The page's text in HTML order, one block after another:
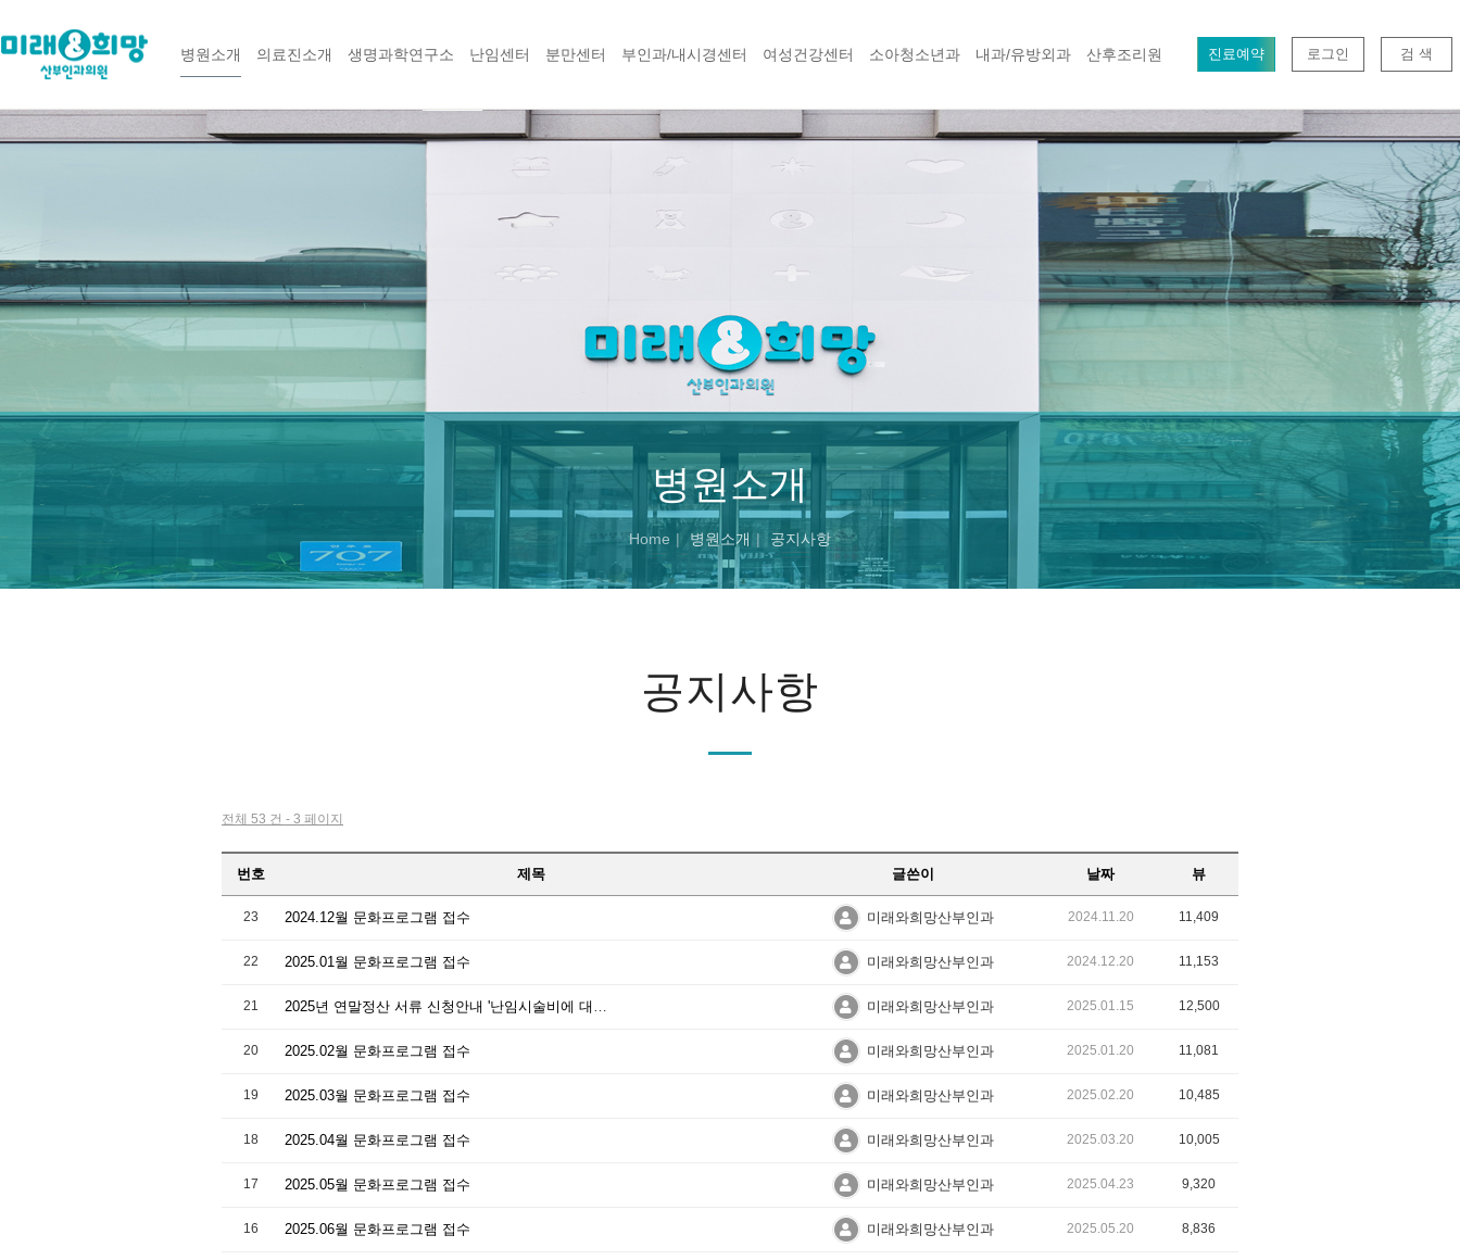
병원소개 의료진소개 생명과학연구소 난임센터 분만센터 부인과/내시경센터 여성건강센터 소아청소년과 내과/유방외과 산후조리원 진료예약 로그인 검 색
병원소개
Home 병원소개 공지사항
공지사항
전체 53 건 - 3 페이지
번호 제목 글쓴이 날짜 뷰
23 2024.12월 문화프로그램 접수 미래와희망산부인과 2024.11.20 11,409
22 2025.01월 문화프로그램 접수 미래와희망산부인과 2024.12.20 11,153
21 2025년 연말정산 서류 신청안내 '난임시술비에 대한 진료납입확인서' 미래와희망산부인과 2025.01.15 12,500
20 2025.02월 문화프로그램 접수 미래와희망산부인과 2025.01.20 11,081
19 2025.03월 문화프로그램 접수 미래와희망산부인과 2025.02.20 10,485
18 2025.04월 문화프로그램 접수 미래와희망산부인과 2025.03.20 10,005
17 2025.05월 문화프로그램 접수 미래와희망산부인과 2025.04.23 9,320
16 2025.06월 문화프로그램 접수 미래와희망산부인과 2025.05.20 8,836